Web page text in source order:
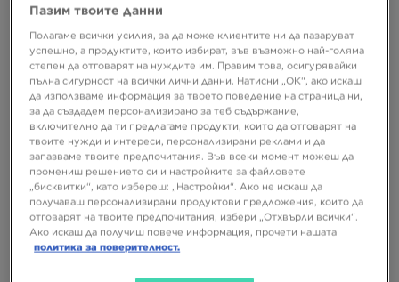
САМО В
NIKE AIR FORCE 1 '07 LV8 NIKE AIR FORCE 1 '07
Пазим твоите данни
Полагаме всички усилия, за да може клиентите ни да пазаруват
успешно, а продуктите, които избират, във възможно най-голяма
степен да отговарят на нуждите им. Правим това, осигурявайки
пълна сигурност на всички лични данни. Натисни „ОК“, ако искаш
да използваме информация за твоето поведение на страница ни,
за да създадем персонализирано за теб съдържание,
включително да ти предлагаме продукти, които да отговарят на
твоите нужди и интереси, персонализирани реклами и да
запазваме твоите предпочитания. Във всеки момент можеш да
промениш решението си и настройките за файловете
„бисквитки“, като избереш: „Настройки“. Ако не искаш да
получаваш персонализирани продуктови предложения, които да
отговарят на твоите предпочитания, избери „Отхвърли всички“.
Ако искаш да получиш повече информация, прочети нашата
политика за поверителност.